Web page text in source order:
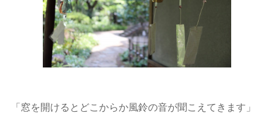
「窓を開けるとどこからか風鈴の音が聞こえてきます」